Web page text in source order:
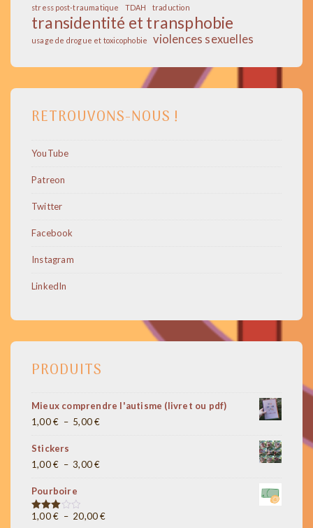
stress post-traumatique
TDAH traduction
transidentité et transphobie
usage de drogue et toxicophobie violences sexuelles
RETROUVONS-NOUS !
YouTube
Patreon
Twitter
Facebook
Instagram
LinkedIn
PRODUITS
Mieux comprendre l'autisme (livret ou pdf)
1,00€ – 5,00€Plage
1,00 €
Stickers
1,00€ – 3,00€Plage
1,00 €
Pourboire
Note
1,00€ – 20,00€Plage